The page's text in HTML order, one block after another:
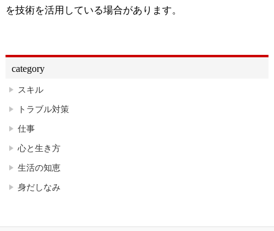
を技術を活用している場合があります。
category
スキル
トラブル対策
仕事
心と生き方
生活の知恵
身だしなみ